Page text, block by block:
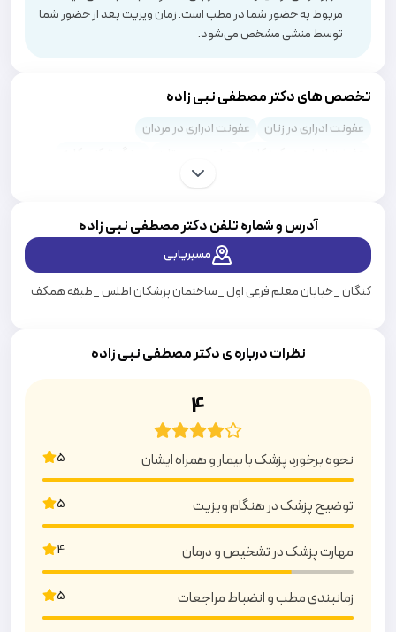
مربوط به حضور شما در مطب است. زمان ویزیت بعد از حضور شما
توسط منشی مشخص می‌شود.
تخصص های دکتر مصطفی نبی زاده
عفونت ادراری در زنان
عفونت ادراری در مردان
ناتوانی جنسی مردان و اختلال نعوظ
تومورهای کلیه
درمان ناباروری مردان
عمل واریکوسل
سرطان مثانه
ادرار دردناک (سوزش ادرار)
سنگ مجاری ادراری
بی اختیاری ادراری
زود انزالی
درمان زگیل تناسلی مردان درمان زگیل تناسلی
آدرس و شماره تلفن دکترمصطفی نبی زاده
مسیریابی
کنگان _خیابان معلم فرعی اول _ساختمان پزشکان اطلس _طبقه همکف
نظرات درباره ی دکتر مصطفی نبی زاده
4
نحوه برخورد پزشک با بیمار و همراه ایشان 5
توضیح پزشک در هنگام ویزیت 5
مهارت پزشک در تشخیص و درمان 4
زمانبندی مطب و انضباط مراجعات 5